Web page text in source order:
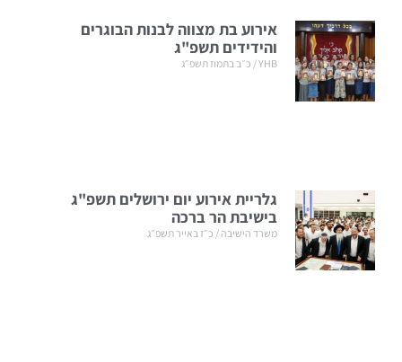
אירוע בת מצווה לבנות הבוגרים
והידידים תשפ"ג
YHB כ״ב בתמוז תשפ״ג
גלריית אירוע יום ירושלים תשפ"ג
בישיבת הר ברכה
משרד הישיבה כ״ז באייר תשפ״ג